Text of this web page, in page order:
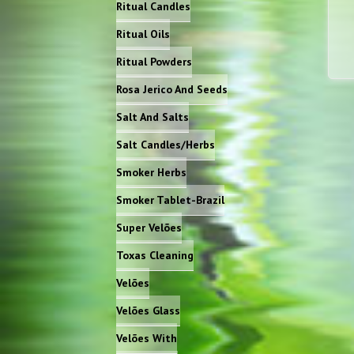
Ritual Candles
Ritual Oils
Ritual Powders
Rosa Jerico And Seeds
Salt And Salts
Salt Candles/Herbs
Smoker Herbs
Smoker Tablet-Brazil
Super Velões
Toxas Cleaning
Velões
Velões Glass
Velões With